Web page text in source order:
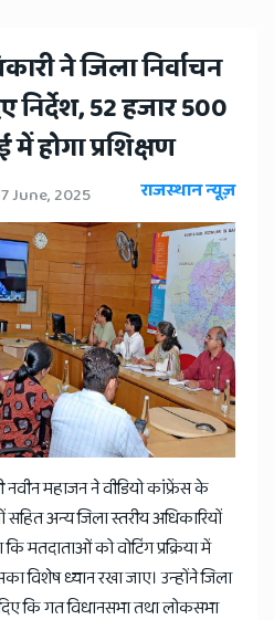
ने जिला निर्वाचन
निर्देश, 52 हजार 500
होगा प्रशिक्षण
June, 2025 राजस्थान न्यूज़
नवीन महाजन ने वीडियो कांफ्रेंस के
सहित अन्य जिला स्तरीय अधिकारियों
मतदाताओं को वोटिंग प्रक्रिया में
विशेष ध्यान रखा जाए। उन्होंने जिला
दिए कि गत विधानसभा तथा लोकसभा